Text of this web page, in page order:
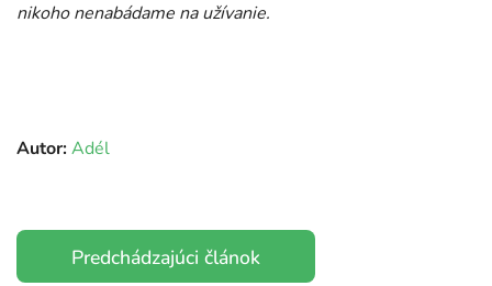
nikoho nenabádame na užívanie.
Autor:Adél
Predchádzajúci článok